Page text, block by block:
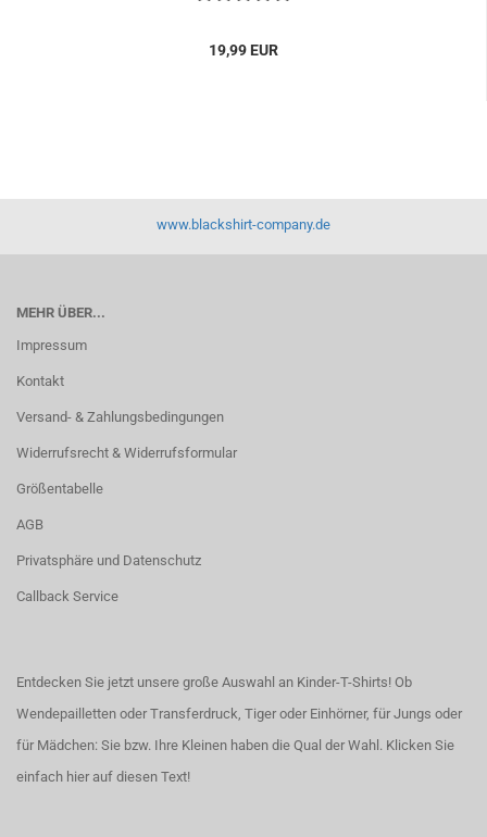
19,99 EUR
www.blackshirt-company.de
MEHR ÜBER...
Impressum
Kontakt
Versand- & Zahlungsbedingungen
Widerrufsrecht & Widerrufsformular
Größentabelle
AGB
Privatsphäre und Datenschutz
Callback Service
Entdecken Sie jetzt unsere große Auswahl an Kinder-T-Shirts! Ob
Wendepailletten oder Transferdruck, Tiger oder Einhörner, für Jungs oder
für Mädchen: Sie bzw. Ihre Kleinen haben die Qual der Wahl. Klicken Sie
einfach hier auf diesen Text!